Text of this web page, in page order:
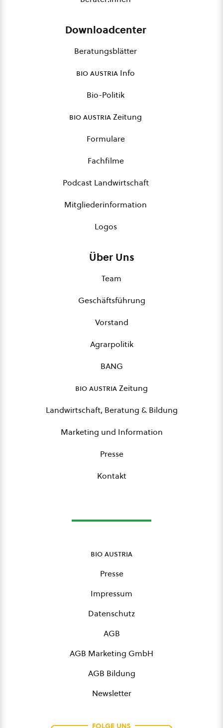
Downloadcenter
Beratungsblätter
bio austria Info
Bio-Politik
bio austriaZeitung
Formulare
Fachfilme
Podcast Landwirtschaft
Mitgliederinformation
Logos
Über Uns
Team
Geschäftsführung
Vorstand
Agrarpolitik
BANG
bio austriaZeitung
Landwirtschaft, Beratung & Bildung
Marketing und Information
Presse
Kontakt
bio austria
Presse
Impressum
Datenschutz
AGB
AGB Marketing GmbH
AGB Bildung
Newsletter
FOLGE UNS